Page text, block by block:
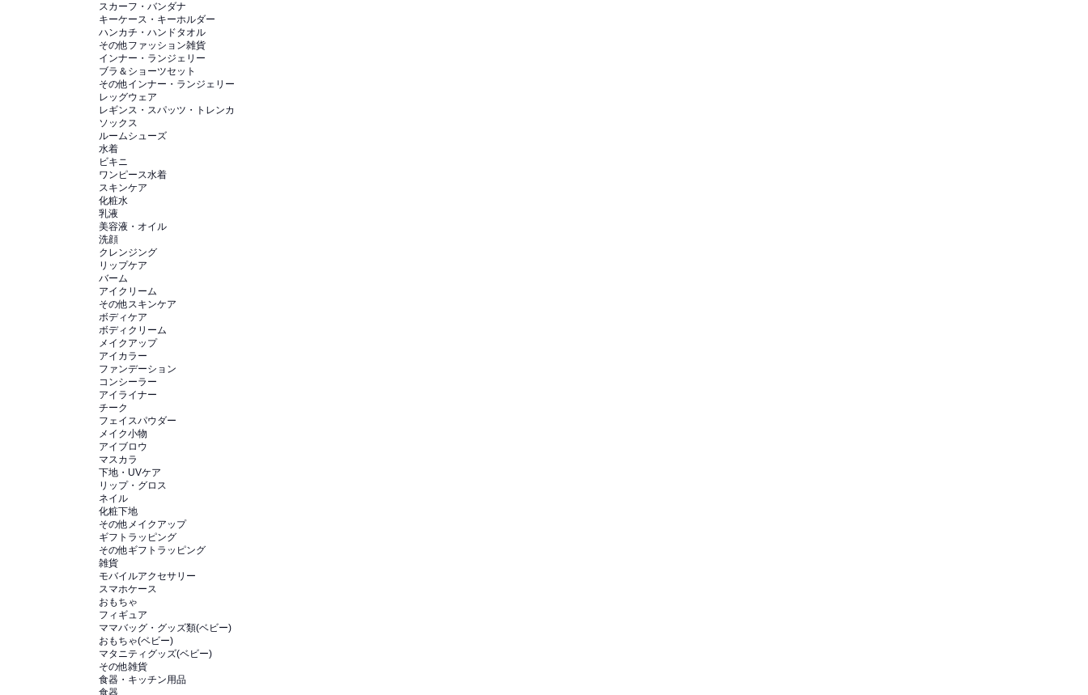
スカーフ・バンダナ
キーケース・キーホルダー
ハンカチ・ハンドタオル
その他ファッション雑貨
インナー・ランジェリー
ブラ＆ショーツセット
その他インナー・ランジェリー
レッグウェア
レギンス・スパッツ・トレンカ
ソックス
ルームシューズ
水着
ビキニ
ワンピース水着
スキンケア
化粧水
乳液
美容液・オイル
洗顔
クレンジング
リップケア
バーム
アイクリーム
その他スキンケア
ボディケア
ボディクリーム
メイクアップ
アイカラー
ファンデーション
コンシーラー
アイライナー
チーク
フェイスパウダー
メイク小物
アイブロウ
マスカラ
下地・UVケア
リップ・グロス
ネイル
化粧下地
その他メイクアップ
ギフトラッピング
その他ギフトラッピング
雑貨
モバイルアクセサリー
スマホケース
おもちゃ
フィギュア
ママバッグ・グッズ類(ベビー)
おもちゃ(ベビー)
マタニティグッズ(ベビー)
その他雑貨
食器・キッチン用品
食器